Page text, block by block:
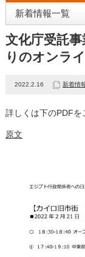
新着情報一覧
文化庁受託
りのオンラ
2022.2.16 新着情
詳しくは下のPDFを
原文